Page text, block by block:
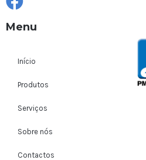
Menu
Início
Produtos
Serviços
Sobre nós
Contactos